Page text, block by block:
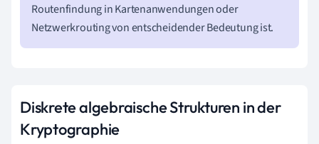
Routenfindung in Kartenanwendungen oder
Netzwerkrouting von entscheidender Bedeutung ist.
Diskrete algebraische Strukturen in der
Kryptographie